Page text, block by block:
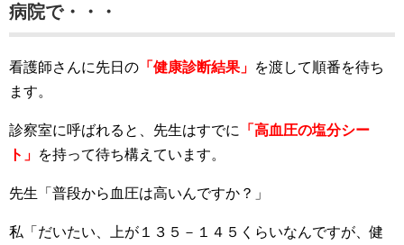
病院で・・・
看護師さんに先日の 「健康診断結果」 を渡して順番を待ち
ます。
診察室に呼ばれると、先生はすでに
「高血圧の塩分シー
ト」 を持って待ち構えています。
先生「普段から血圧は高いんですか？」
私「だいたい、上が１３５－１４５くらいなんですが、健